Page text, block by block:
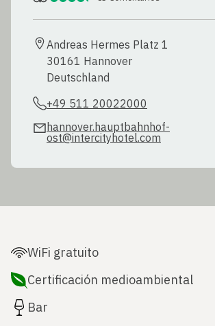
Andreas Hermes Platz 1
30161 Hannover
Deutschland
+49 511 20022000
hannover.hauptbahnhof-
ost@intercityhotel.com
WiFi gratuito
Certificación medioambiental
Bar